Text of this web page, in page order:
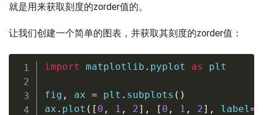
就是用来获取刻度的zorder值的。
让我们创建一个简单的图表，并获取其刻度的zorder值：
import matplotlib . pyplot as plt
fig , ax = plt . subplots ( )
ax . plot ( [ 0 , 1 , 2] , [ 0 , 1 , 2] , label =